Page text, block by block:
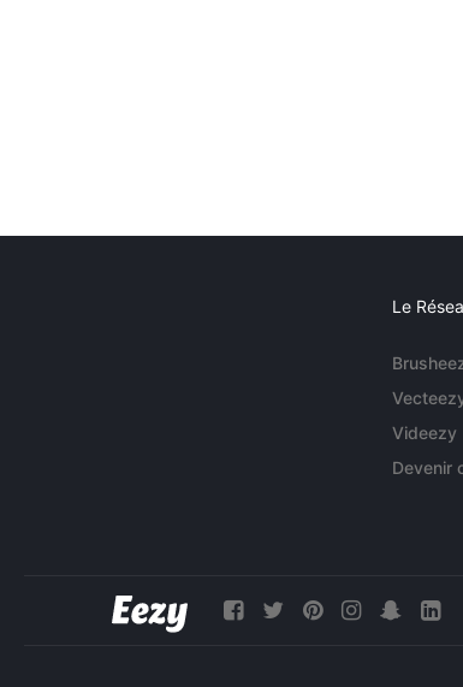
Le
Videezy
Devenir